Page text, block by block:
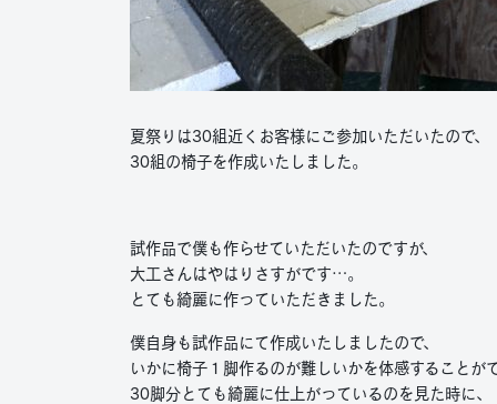
夏祭りは30組近くお客様にご参加いただいたので、
30組の椅子を作成いたしました。
試作品で僕も作らせていただいたのですが、
大工さんはやはりさすがです…。
とても綺麗に作っていただきました。
僕自身も試作品にて作成いたしましたので、
いかに椅子１脚作るのが難しいかを体感することが
30脚分とても綺麗に仕上がっているのを見た時に、